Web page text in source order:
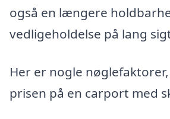
også en længere
vedligeholdelse på lang
Her er nogle
prisen på en carport med